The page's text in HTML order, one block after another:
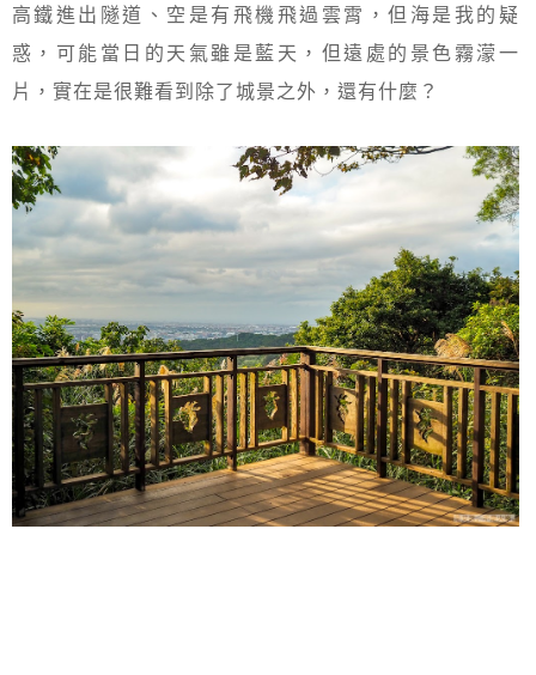
高鐵進出隧道、空是有飛機飛過雲霄，但海是我的疑
惑，可能當日的天氣雖是藍天，但遠處的景色霧濛一
片，實在是很難看到除了城景之外，還有什麼？